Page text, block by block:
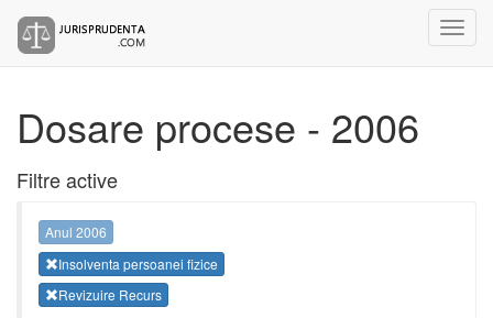
Dosare procese - 2006
Filtre active
Anul 2006
Insolventa persoanei fizice
Revizuire Recurs